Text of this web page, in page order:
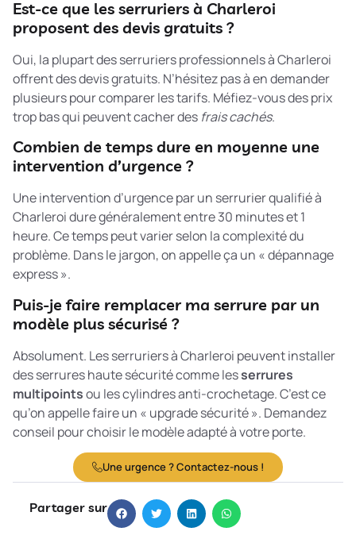
Est-ce que les serruriers à Charleroi
proposent des devis gratuits ?
Oui, la plupart des serruriers professionnels à Charleroi
offrent des devis gratuits. N’hésitez pas à en demander
plusieurs pour comparer les tarifs. Méfiez-vous des prix
trop bas qui peuvent cacher des frais cachés.
Combien de temps dure en moyenne une
intervention d’urgence ?
Une intervention d’urgence par un serrurier qualifié à
Charleroi dure généralement entre 30 minutes et 1
heure. Ce temps peut varier selon la complexité du
problème. Dans le jargon, on appelle ça un « dépannage
express ».
Puis-je faire remplacer ma serrure par un
modèle plus sécurisé ?
Absolument. Les serruriers à Charleroi peuvent installer
des serrures haute sécurité comme lesserrures
multipointsou les cylindres anti-crochetage. C’est ce
qu’on appelle faire un « upgrade sécurité ». Demandez
conseil pour choisir le modèle adapté à votre porte.
Une urgence ? Contactez-nous !
Partager sur